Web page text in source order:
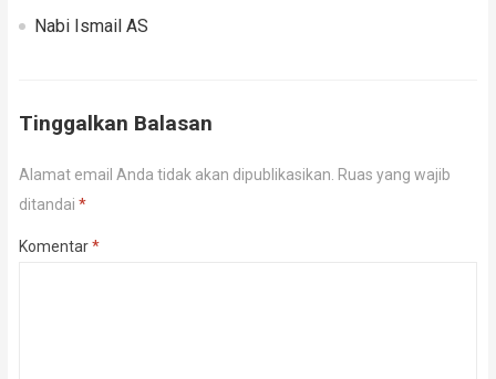
Nabi Ismail AS
Tinggalkan Balasan
Alamat email Anda tidak akan dipublikasikan. Ruas yang wajib
ditandai *
Komentar*